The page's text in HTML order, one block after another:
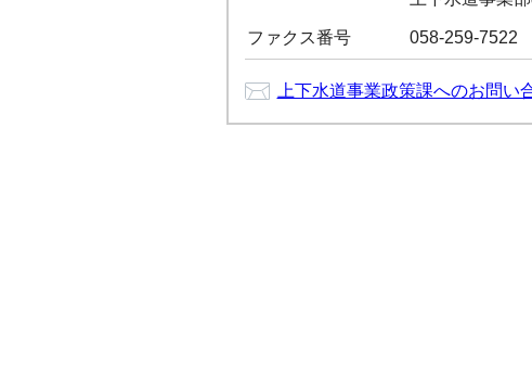
ファクス番号 058-259-7522
上下水道事業政策課へのお問い